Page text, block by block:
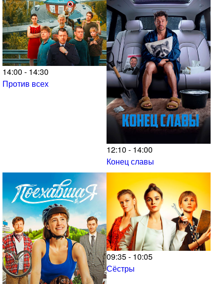
14:00 - 14:30
Против всех
12:10 - 14:00
Конец славы
09:35 - 10:05
Сёстры